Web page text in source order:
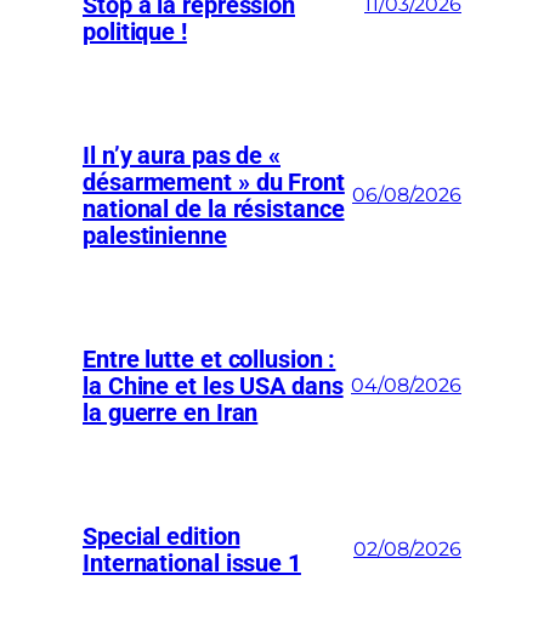
politique !
11/03/2026
Il n’y aura pas de «
désarmement » du Front
national de la résistance
palestinienne
06/08/2026
Entre lutte et collusion :
la Chine et les USA dans
la guerre en Iran
04/08/2026
Special edition
International issue 1
02/08/2026